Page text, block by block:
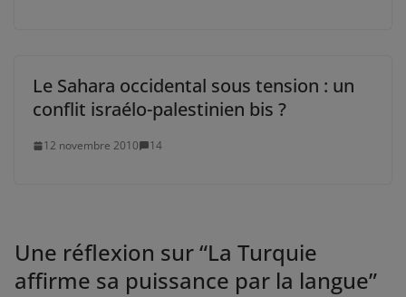
Le Sahara occidental sous tension : un
conflit israélo-palestinien bis ?
12 novembre 2010 14
Une réflexion sur “La Turquie
affirme sa puissance par la langue”